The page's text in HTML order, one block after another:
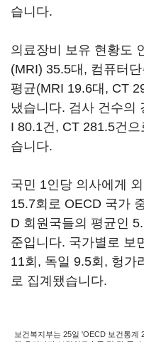
습니다.
의료장비 보유 현황도
(MRI) 35.5대, 컴퓨터
평균(MRI 19.6대, CT
냈습니다. 검사 건수의
I 80.1건, CT 281.5건
습니다.
국민 1인당 의사에게
15.7회로 OECD 국가
D 회원국들의 평균인
준입니다. 국가별로 보
11회, 독일 9.5회, 헝가
로 집계됐습니다.
보건복지부는 25일 'OECD 보건통계